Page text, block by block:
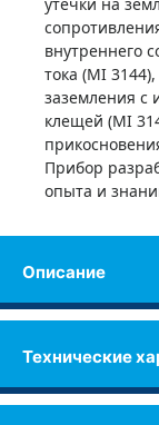
внутреннего
тока (MI
заземления с
клещей (MI
Прибор
опыта и
Описание
Технические